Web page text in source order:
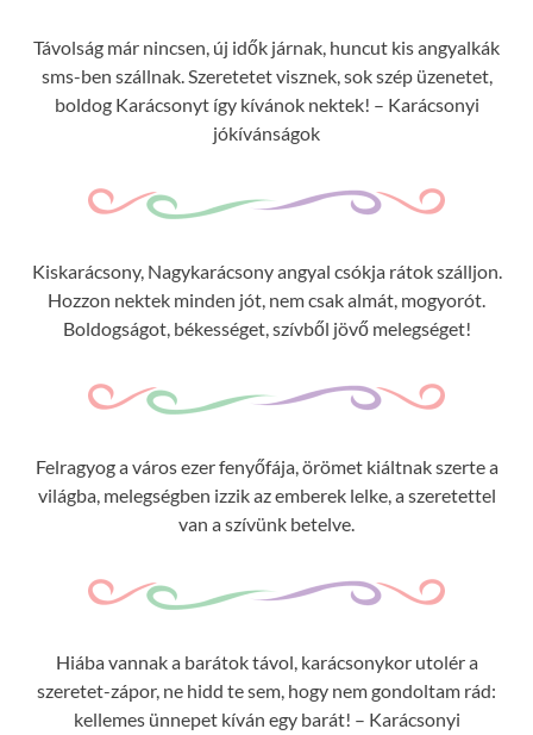
Távolság már nincsen, új idők járnak, huncut kis angyalkák
sms-ben szállnak. Szeretetet visznek, sok szép üzenetet,
boldog Karácsonyt így kívánok nektek! – Karácsonyi
jókívánságok
Kiskarácsony, Nagykarácsony angyal csókja rátok szálljon.
Hozzon nektek minden jót, nem csak almát, mogyorót.
Boldogságot, békességet, szívből jövő melegséget!
Felragyog a város ezer fenyőfája, örömet kiáltnak szerte a
világba, melegségben izzik az emberek lelke, a szeretettel
van a szívünk betelve.
Hiába vannak a barátok távol, karácsonykor utolér a
szeretet-zápor, ne hidd te sem, hogy nem gondoltam rád:
kellemes ünnepet kíván egy barát! – Karácsonyi